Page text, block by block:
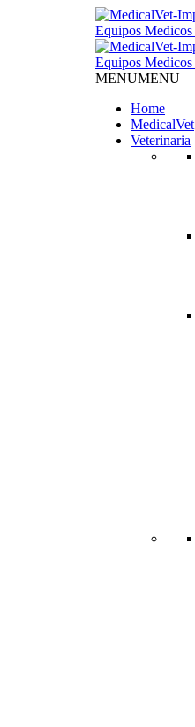
MENUMENU
Home
MedicalVet
Veterinaria